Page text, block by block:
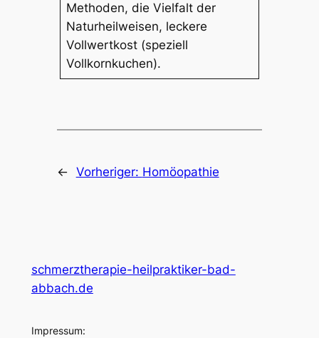
Methoden, die Vielfalt der
Naturheilweisen, leckere
Vollwertkost (speziell
Vollkornkuchen).
← Vorheriger: Homöopathie
schmerztherapie-heilpraktiker-bad-
abbach.de
Impressum: